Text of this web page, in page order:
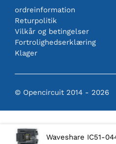
Waveshare IC51-
ordreinformation
Returpolitik
Vilkår og betingelser
Fortrolighedserklæring
Klager
© Opencircuit 2014 - 2026